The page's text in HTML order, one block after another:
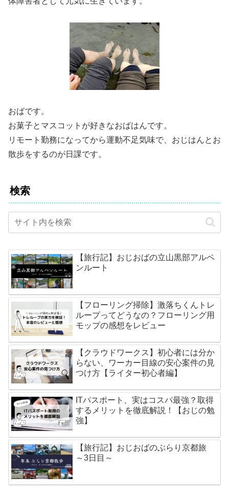
おばです。
お菓子とマスコットが好きなおばはんです。
リモート勤務になってから運動不足気味で、おじはんとお
散歩をするのが日課です。
検索
【旅行記】おじおばの立山黒部アルペ
ンルート
【フローリング掃除】激落ちくんトレ
ループってどうなの？フローリング用
モップの感想をレビュー
【クラウドワークス】初心者には分か
らない、ワーカー目線の安心案件の見
つけ方【ライター初心者編】
ITパスポート、実はコスパ最強？取得
するメリットを徹底解説！【おじの勉
強】
【旅行記】おじおばのぶらり京都旅
～3日目～